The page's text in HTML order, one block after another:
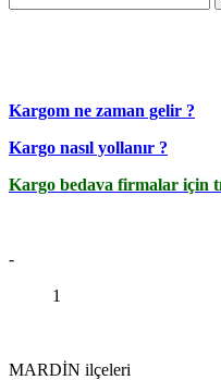
Kargom ne zaman gelir ?
Kargo nasıl yollanır ?
Kargo bedava firmalar için
-
1
MARDİN ilçeleri